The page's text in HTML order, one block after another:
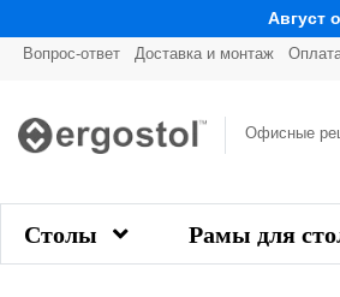
Август
Вопрос-ответ Доставка и монтаж
Офисные
Столы Рамы для